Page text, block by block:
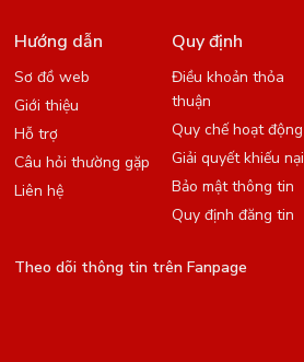
Hướng dẫn
Sơ đồ web
Giới thiệu
Hỗ trợ
Câu hỏi thường gặp
Liên hệ
Quy định
Điều khoản thỏa
thuận
Quy chế hoạt động
Giải quyết khiếu nại
Bảo mật thông tin
Quy định đăng tin
Theo dõi thông tin trên Fanpage